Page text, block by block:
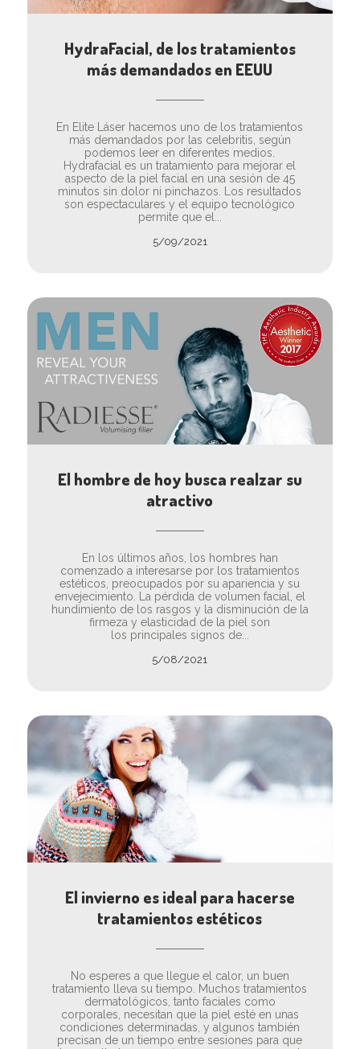
HydraFacial, de los tratamientos
más demandados en EEUU
En Elite Láser hacemos uno de los tratamientos
más demandados por las celebritis, según
podemos leer en diferentes medios.
Hydrafacial es un tratamiento para mejorar el
aspecto de la piel facial en una sesión de 45
minutos sin dolor ni pinchazos. Los resultados
son espectaculares y el equipo tecnológico
permite que el...
5/09/2021
El hombre de hoy busca realzar su
atractivo
En los últimos años, los hombres han
comenzado a interesarse por los tratamientos
estéticos, preocupados por su apariencia y su
envejecimiento. La pérdida de volumen facial, el
hundimiento de los rasgos y la disminución de la
firmeza y elasticidad de la piel son
los principales signos de...
5/08/2021
El invierno es ideal para hacerse
tratamientos estéticos
No esperes a que llegue el calor, un buen
tratamiento lleva su tiempo. Muchos tratamientos
dermatológicos, tanto faciales como
corporales, necesitan que la piel esté en unas
condiciones determinadas, y algunos también
precisan de un tiempo entre sesiones para que